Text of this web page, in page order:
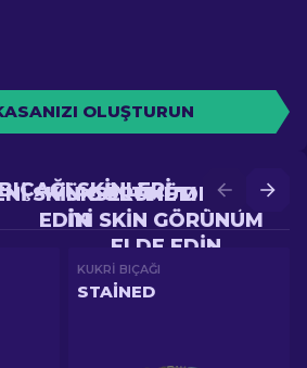
OLUŞTURUN
YÜKSELTME'DE DAHA
IYI SKIN GÖRÜNÜM
ELDE EDIN
SKIN GÖRÜNÜM ELDE
EDIN
SKINLERI
KUKRI BIÇAĞI
STAINED